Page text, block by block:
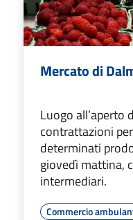
Mercato di
Luogo all’aperto
contrattazioni
determinati
giovedì mattina,
intermediari.
Commercio